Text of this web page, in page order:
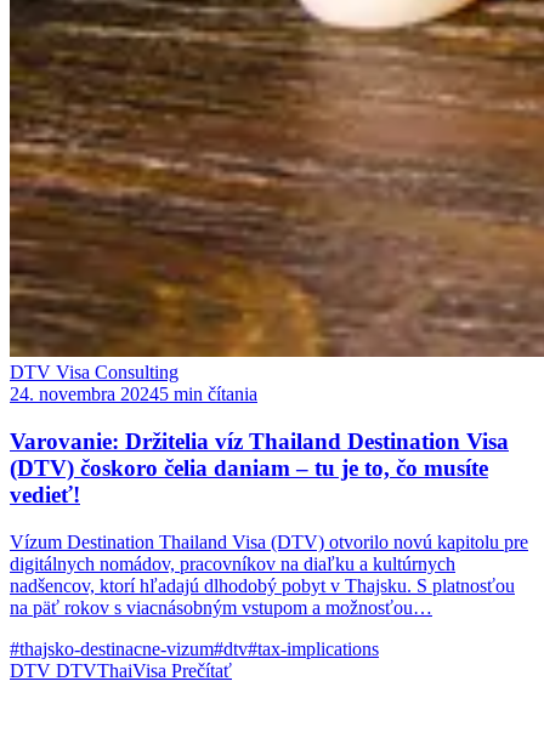
DTV Visa Consulting
24. novembra 20245 min čítania
Varovanie: Držitelia víz Thailand Destination Visa
(DTV) čoskoro čelia daniam – tu je to, čo musíte
vedieť!
Vízum Destination Thailand Visa (DTV) otvorilo novú kapitolu pre
digitálnych nomádov, pracovníkov na diaľku a kultúrnych
nadšencov, ktorí hľadajú dlhodobý pobyt v Thajsku. S platnosťou
na päť rokov s viacnásobným vstupom a možnosťou…
#thajsko-destinacne-vizum#dtv#tax-implications
DTV DTVThaiVisa Prečítať